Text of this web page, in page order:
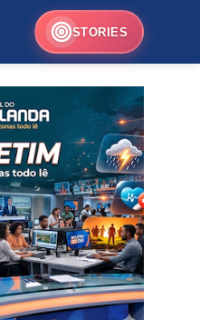
STORIES